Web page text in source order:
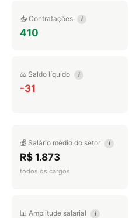
📥 Contratações i
410
⚖️ Saldo líquido i
-31
💰 Salário médio do setor i
R$ 1.873
todos os cargos
📊 Amplitude salarial i